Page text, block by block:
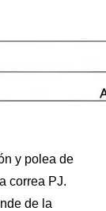
y polea de
correa PJ.
de la